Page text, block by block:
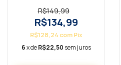
Verde/Branco
R$149,99
R$134,99
R$128,24 com Pix
6x deR$22,50 sem juros